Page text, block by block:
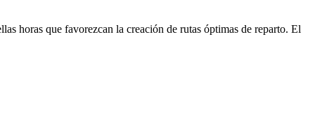
horas que favorezcan la creación de rutas óptimas de reparto. El